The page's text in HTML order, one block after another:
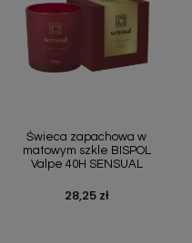
Świeca zapachowa w
matowym szkle BISPOL
Valpe 40H SENSUAL
Cena
28,25 zł